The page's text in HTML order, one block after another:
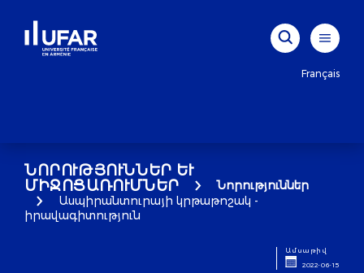
Français
ՆՈՐՈՒԹՅՈՒՆՆԵՐ ԵՒ Մ
ԻՋՈՑԱՌՈՒՄՆԵՐ
Նորություններ
Ասպիրանտուրայի կրթաթոշակ -
իրավագիտություն
Ամսաթիվ
2022-06-15